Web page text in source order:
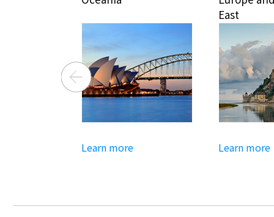
Learn more
East
Learn more